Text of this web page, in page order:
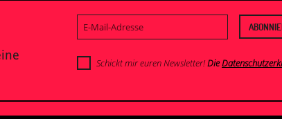
Mail-
Schickt mir euren Newsletter!Die